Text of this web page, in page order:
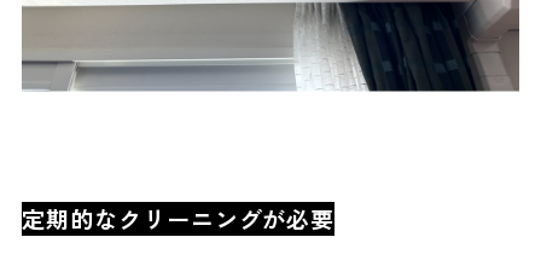
定期的なクリーニングが必要